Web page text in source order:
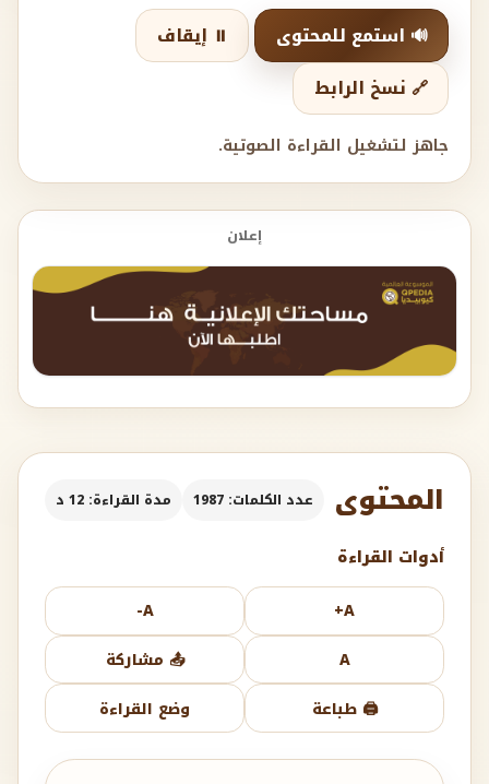
🔊 استمع للمحتوى
⏸️ إيقاف
🔗 نسخ الرابط
جاهز لتشغيل القراءة الصوتية.
إعلان
المحتوى عدد الكلمات: 1987 مدة القراءة: 12 د
أدوات القراءة
A+
A-
A
📤 مشاركة
🖨️ طباعة
وضع القراءة